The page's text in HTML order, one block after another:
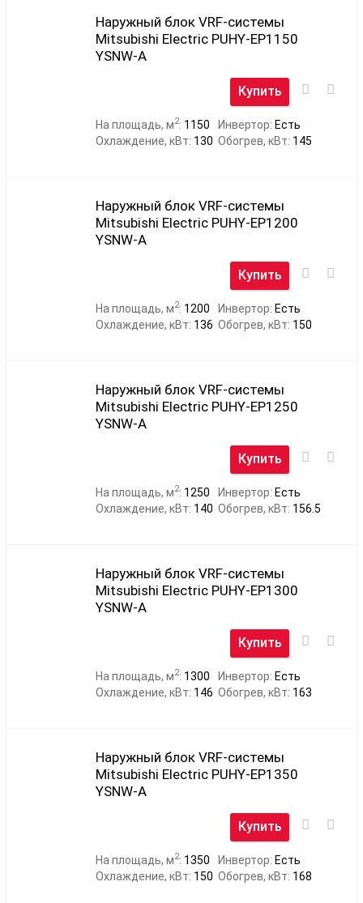
Наружный блок VRF-системы
Mitsubishi Electric PUHY-EP1150
YSNW-A
Купить
На площадь, м2: 1150 Инвертор: Есть
Охлаждение, кВт: 130 Обогрев, кВт: 145
Наружный блок VRF-системы
Mitsubishi Electric PUHY-EP1200
YSNW-A
Купить
На площадь, м2: 1200 Инвертор: Есть
Охлаждение, кВт: 136 Обогрев, кВт: 150
Наружный блок VRF-системы
Mitsubishi Electric PUHY-EP1250
YSNW-A
Купить
На площадь, м2: 1250 Инвертор: Есть
Охлаждение, кВт: 140 Обогрев, кВт: 156.5
Наружный блок VRF-системы
Mitsubishi Electric PUHY-EP1300
YSNW-A
Купить
На площадь, м2: 1300 Инвертор: Есть
Охлаждение, кВт: 146 Обогрев, кВт: 163
Наружный блок VRF-системы
Mitsubishi Electric PUHY-EP1350
YSNW-A
Купить
На площадь, м2: 1350 Инвертор: Есть
Охлаждение, кВт: 150 Обогрев, кВт: 168